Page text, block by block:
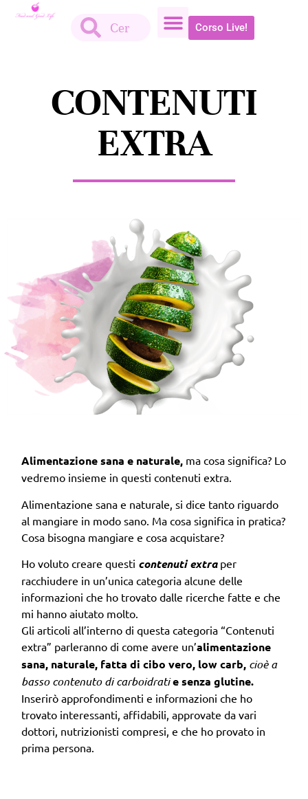
Corso Live!
CONTENUTI
EXTRA
Alimentazione sana e naturale, ma cosa significa? Lo
vedremo insieme in questi contenuti extra.
Alimentazione sana e naturale, si dice tanto riguardo
al mangiare in modo sano. Ma cosa significa in pratica?
Cosa bisogna mangiare e cosa acquistare?
Ho voluto creare questi contenuti extra per
racchiudere in un’unica categoria alcune delle
informazioni che ho trovato dalle ricerche fatte e che
mi hanno aiutato molto.
Gli articoli all’interno di questa categoria “Contenuti
extra” parleranno di come avere un’alimentazione
sana, naturale, fatta di cibo vero, low carb, cioè a
basso contenuto di carboidratie senza glutine.
Inserirò approfondimenti e informazioni che ho
trovato interessanti, affidabili, approvate da vari
dottori, nutrizionisti compresi, e che ho provato in
prima persona.